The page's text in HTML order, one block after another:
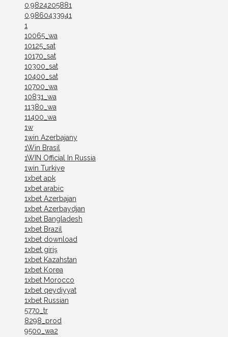
0,9824205881
0,9860433941
1
10065_wa
10125_sat
10170_sat
10300_sat
10400_sat
10700_wa
10831_wa
11380_wa
11400_wa
1w
1win Azerbajany
1Win Brasil
1WIN Official In Russia
1win Turkiye
1xbet apk
1xbet arabic
1xbet Azerbajan
1xbet Azerbaydjan
1xbet Bangladesh
1xbet Brazil
1xbet download
1xbet giriş
1xbet Kazahstan
1xbet Korea
1xbet Morocco
1xbet qeydiyyat
1xbet Russian
5770_tr
8298_prod
9500_wa2